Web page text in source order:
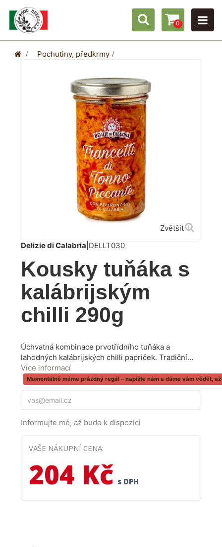
0
> Pochutiny, předkrmy >
Zvětšit
Delizie di Calabria DELLT030
Kousky tuňáka s
kalábrijským
chilli 290g
Úchvatná kombinace prvotřídního tuňáka a
lahodných kalábrijských chilli papriček. Tradiční
receptura a skvělý výběr surovin dává výrobku
vyniknout svou chutí a vůní. Křehké rybí maso
vynikající svačině, jako doplněk do salátů, přísada
Více informací
Momentálně máme prázdný regál – napište nám a dáme vám vědět,
Informujte mě, až bude k dispozici
VAŠE NÁKUPNÍ CENA:
204 Kč s DPH